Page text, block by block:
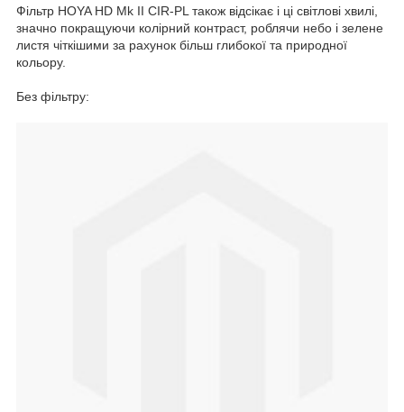
Фільтр HOYA HD Mk II CIR-PL також відсікає і ці світлові хвилі,
значно покращуючи колірний контраст, роблячи небо і зелене
листя чіткішими за рахунок більш глибокої та природної
кольору.
Без фільтру: